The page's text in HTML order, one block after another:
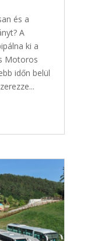
és a
A
ki a
Motoros
időn belül